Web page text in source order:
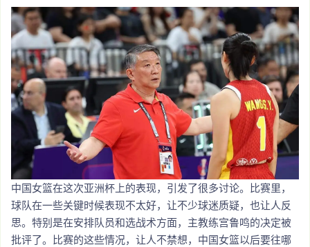
中国女篮在这次亚洲杯上的表现，引发了很多讨论。比赛里，
球队在一些关键时候表现不太好，让不少球迷质疑，也让人反
思。特别是在安排队员和选战术方面，主教练宫鲁鸣的决定被
批评了。比赛的这些情况，让人不禁想，中国女篮以后要往哪